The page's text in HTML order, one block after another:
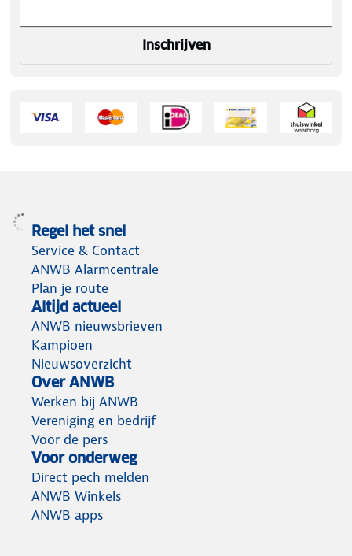
Inschrijven
Regel het snel
Service & Contact
ANWB Alarmcentrale
Plan je route
Altijd actueel
ANWB nieuwsbrieven
Kampioen
Nieuwsoverzicht
Over ANWB
Werken bij ANWB
Vereniging en bedrijf
Voor de pers
Voor onderweg
Direct pech melden
ANWB Winkels
ANWB apps